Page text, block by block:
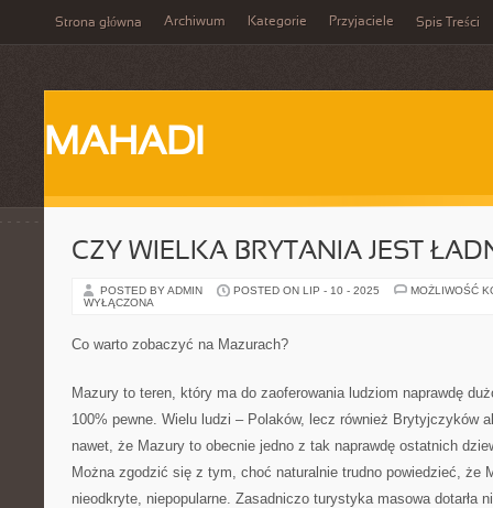
Strona główna Archiwum Kategorie Przyjaciele Spis Treści
MAHADI
CZY WIELKA BRYTANIA JEST
POSTED BY ADMIN POSTED ON LIP - 10 - 2025
MOŻLIWOŚĆ
WYŁĄCZONA
Co warto zobaczyć na Mazurach?
Mazury to teren, który ma do zaoferowania ludziom naprawdę
100% pewne. Wielu ludzi – Polaków, lecz również Brytyjczyków
nawet, że Mazury to obecnie jedno z tak naprawdę ostatnich
Można zgodzić się z tym, choć naturalnie trudno powiedzieć, że
nieodkryte, niepopularne. Zasadniczo turystyka masowa dotarła